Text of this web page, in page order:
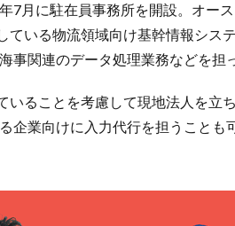
7月に駐在員事務所を開設。オー
ている物流領域向け基幹情報シス
事関連のデータ処理業務などを担
いることを考慮して現地法人を立
企業向けに入力代行を担うことも